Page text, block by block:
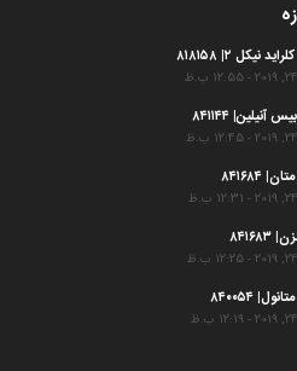
نیکل ۲| ۸۱۸۱۵۸
۸۴۱۶۸۴
۸۴۰۰۵۴